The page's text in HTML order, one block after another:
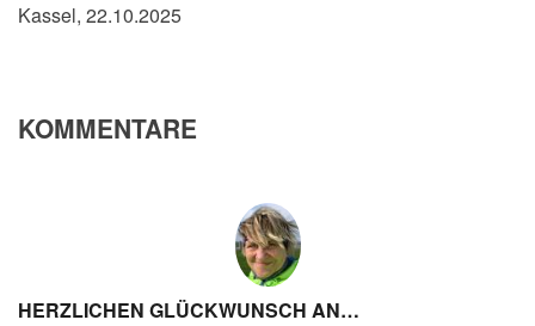
Kassel, 22.10.2025
KOMMENTARE
HERZLICHEN GLÜCKWUNSCH AN…